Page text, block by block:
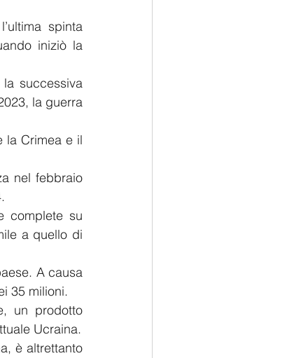
spinta
iniziò la
successiva
la guerra
la Crimea e il
nel febbraio
complete su
a quello di
A causa
35 milioni.
un prodotto
Ucraina.
è altrettanto